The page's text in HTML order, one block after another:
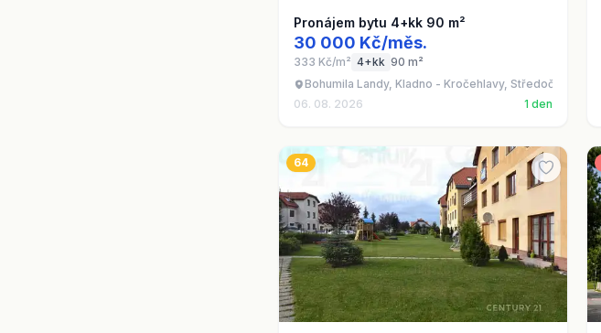
Pronájem bytu 4+kk 90 m²
30 000 Kč/měs.
333 Kč/m² 4+kk 90 m²
Bohumila Landy, Kladno - Kročehlavy, Středočeský kraj
06. 08. 2026
1 den
64